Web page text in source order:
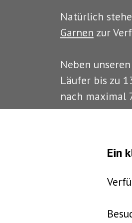
Natürlich
Garnen zur
Neben
Läufer bis zu
nach maximal
Ein